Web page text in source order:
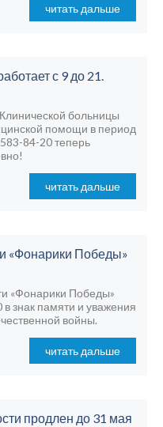
читать дальше
с 9 до 21.
больницы
помощи в период
84-20 теперь
читать дальше
«Фонарики Победы»
«Фонарики Победы»
знак памяти и уважения
войны.
читать дальше
продлен до 31 мая